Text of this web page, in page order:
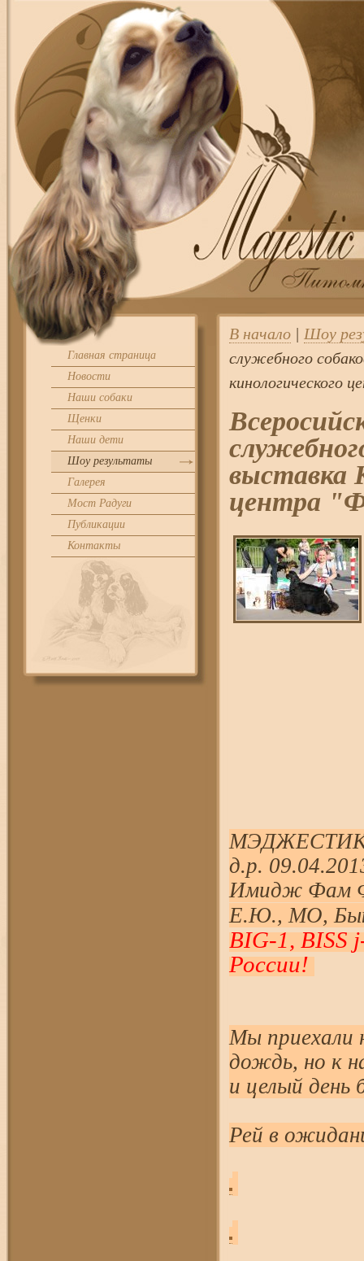
Главная страница
Новости
Наши собаки
Щенки
Наши дети
Шоу результаты
Галерея
Мост Радуги
Публикации
Контакты
В начало
Шоу
служебного
кинологического
выставка
центра
д.р.
Имидж Фам
Е.Ю., МО,
BIG-1, BISS
Росcии!
Мы приехали
дождь, но к
и целый день
Рей в